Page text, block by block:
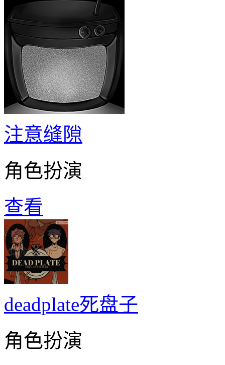
注意缝隙
角色扮演
查看
deadplate死盘子
角色扮演